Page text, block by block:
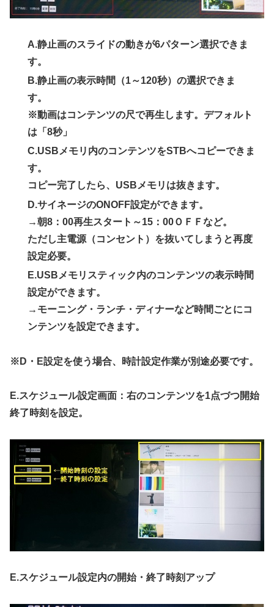
A.静止画のスライドの動きが6パターン選択できま
す。
B.静止画の表示時間（1～120秒）の選択できま
す。
※動画はコンテンツの尺で再生します。デフォルト
は「8秒」
C.USBメモリ内のコンテンツをSTBへコピーできま
す。
コピー完了したら、USBメモリは抜きます。
D.サイネージのONOFF設定ができます。
→朝8：00再生スタート～15：00ＯＦＦなど。
ただし主電源（コンセント）を抜いてしまうと再度
設定必要。
E.USBメモリスティック内のコンテンツの表示時間
設定ができます。
→モーニング・ランチ・ディナーなど時間ごとにコ
ンテンツを設定できます。
※D・E設定を使う場合、 時計設定作業が別途必要です。
E.スケジュール設定画面：右のコンテンツを1点づつ開始
終了時刻を設定。
E.スケジュール設定内の開始・終了時刻アップ